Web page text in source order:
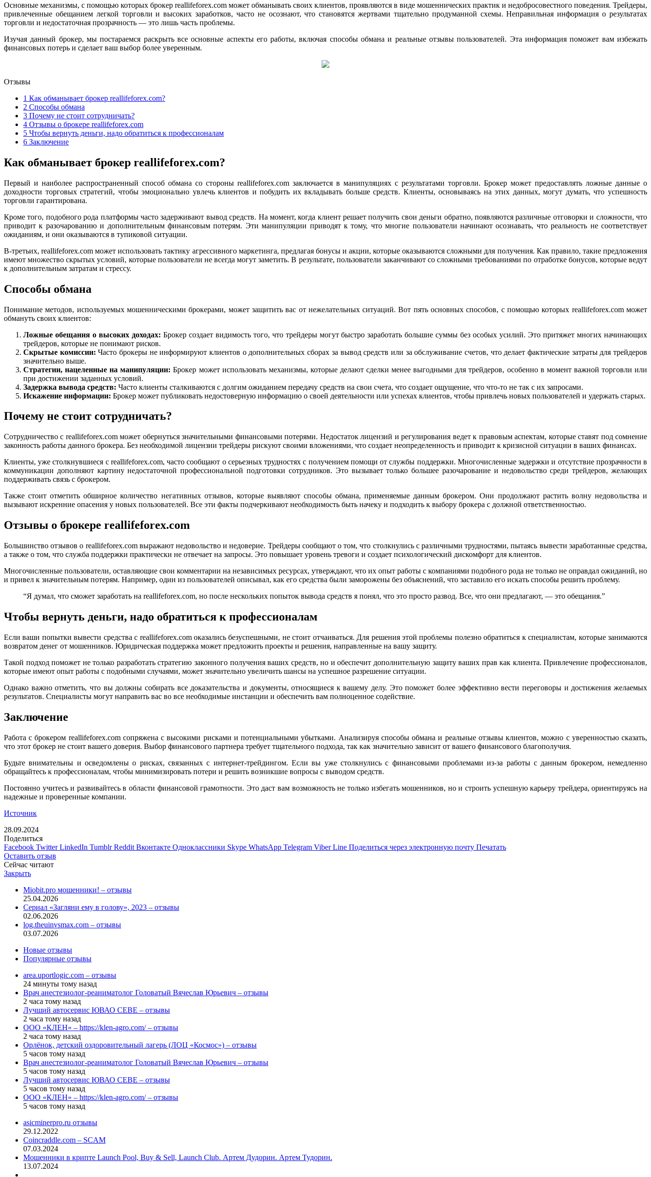
Основные механизмы, с помощью которых брокер reallifeforex.com может обманывать своих клиентов, проявляются в виде мошеннических практик и недобросовестного поведения. Трейдеры,
привлеченные обещанием легкой торговли и высоких заработков, часто не осознают, что становятся жертвами тщательно продуманной схемы. Неправильная информация о результатах
торговли и недостаточная прозрачность — это лишь часть проблемы.
Изучая данный брокер, мы постараемся раскрыть все основные аспекты его работы, включая способы обмана и реальные отзывы пользователей. Эта информация поможет вам избежать
финансовых потерь и сделает ваш выбор более уверенным.
Отзывы
1 Как обманывает брокер reallifeforex.com?
2 Способы обмана
3 Почему не стоит сотрудничать?
4 Отзывы о брокере reallifeforex.com
5 Чтобы вернуть деньги, надо обратиться к профессионалам
6 Заключение
Как обманывает брокер reallifeforex.com?
Первый и наиболее распространенный способ обмана со стороны reallifeforex.com заключается в манипуляциях с результатами торговли. Брокер может предоставлять ложные данные о
доходности торговых стратегий, чтобы эмоционально увлечь клиентов и побудить их вкладывать больше средств. Клиенты, основываясь на этих данных, могут думать, что успешность
торговли гарантирована.
Кроме того, подобного рода платформы часто задерживают вывод средств. На момент, когда клиент решает получить свои деньги обратно, появляются различные отговорки и сложности, что
приводит к разочарованию и дополнительным финансовым потерям. Эти манипуляции приводят к тому, что многие пользователи начинают осознавать, что реальность не соответствует
ожиданиям, и они оказываются в тупиковой ситуации.
В-третьих, reallifeforex.com может использовать тактику агрессивного маркетинга, предлагая бонусы и акции, которые оказываются сложными для получения. Как правило, такие предложения
имеют множество скрытых условий, которые пользователи не всегда могут заметить. В результате, пользователи заканчивают со сложными требованиями по отработке бонусов, которые ведут
к дополнительным затратам и стрессу.
Способы обмана
Понимание методов, используемых мошенническими брокерами, может защитить вас от нежелательных ситуаций. Вот пять основных способов, с помощью которых reallifeforex.com может
обмануть своих клиентов:
Ложные обещания о высоких доходах: Брокер создает видимость того, что трейдеры могут быстро заработать большие суммы без особых усилий. Это притяжет многих начинающих
трейдеров, которые не понимают рисков.
Скрытые комиссии: Часто брокеры не информируют клиентов о дополнительных сборах за вывод средств или за обслуживание счетов, что делает фактические затраты для трейдеров
значительно выше.
Стратегии, нацеленные на манипуляции: Брокер может использовать механизмы, которые делают сделки менее выгодными для трейдеров, особенно в момент важной торговли или
при достижении заданных условий.
Задержка вывода средств: Часто клиенты сталкиваются с долгим ожиданием передачу средств на свои счета, что создает ощущение, что что-то не так с их запросами.
Искажение информации: Брокер может публиковать недостоверную информацию о своей деятельности или успехах клиентов, чтобы привлечь новых пользователей и удержать старых.
Почему не стоит сотрудничать?
Сотрудничество с reallifeforex.com может обернуться значительными финансовыми потерями. Недостаток лицензий и регулирования ведет к правовым аспектам, которые ставят под сомнение
законность работы данного брокера. Без необходимой лицензии трейдеры рискуют своими вложениями, что создает неопределенность и приводит к кризисной ситуации в ваших финансах.
Клиенты, уже столкнувшиеся с reallifeforex.com, часто сообщают о серьезных трудностях с получением помощи от службы поддержки. Многочисленные задержки и отсутствие прозрачности в
коммуникации дополняют картину недостаточной профессиональной подготовки сотрудников. Это вызывает только большее разочарование и недовольство среди трейдеров, желающих
поддерживать связь с брокером.
Также стоит отметить обширное количество негативных отзывов, которые выявляют способы обмана, применяемые данным брокером. Они продолжают растить волну недовольства и
вызывают искренние опасения у новых пользователей. Все эти факты подчеркивают необходимость быть начеку и подходить к выбору брокера с должной ответственностью.
Отзывы о брокере reallifeforex.com
Большинство отзывов о reallifeforex.com выражают недовольство и недоверие. Трейдеры сообщают о том, что столкнулись с различными трудностями, пытаясь вывести заработанные средства,
а также о том, что служба поддержки практически не отвечает на запросы. Это повышает уровень тревоги и создает психологический дискомфорт для клиентов.
Многочисленные пользователи, оставляющие свои комментарии на независимых ресурсах, утверждают, что их опыт работы с компаниями подобного рода не только не оправдал ожиданий, но
и привел к значительным потерям. Например, один из пользователей описывал, как его средства были заморожены без объяснений, что заставило его искать способы решить проблему.
“Я думал, что сможет заработать на reallifeforex.com, но после нескольких попыток вывода средств я понял, что это просто развод. Все, что они предлагают, — это обещания.”
Чтобы вернуть деньги, надо обратиться к профессионалам
Если ваши попытки вывести средства с reallifeforex.com оказались безуспешными, не стоит отчаиваться. Для решения этой проблемы полезно обратиться к специалистам, которые занимаются
возвратом денег от мошенников. Юридическая поддержка может предложить проекты и решения, направленные на вашу защиту.
Такой подход поможет не только разработать стратегию законного получения ваших средств, но и обеспечит дополнительную защиту ваших прав как клиента. Привлечение профессионалов,
которые имеют опыт работы с подобными случаями, может значительно увеличить шансы на успешное разрешение ситуации.
Однако важно отметить, что вы должны собирать все доказательства и документы, относящиеся к вашему делу. Это поможет более эффективно вести переговоры и достижения желаемых
результатов. Специалисты могут направить вас во все необходимые инстанции и обеспечить вам полноценное содействие.
Заключение
Работа с брокером reallifeforex.com сопряжена с высокими рисками и потенциальными убытками. Анализируя способы обмана и реальные отзывы клиентов, можно с уверенностью сказать,
что этот брокер не стоит вашего доверия. Выбор финансового партнера требует тщательного подхода, так как значительно зависит от вашего финансового благополучия.
Будьте внимательны и осведомлены о рисках, связанных с интернет-трейдингом. Если вы уже столкнулись с финансовыми проблемами из-за работы с данным брокером, немедленно
обращайтесь к профессионалам, чтобы минимизировать потери и решить возникшие вопросы с выводом средств.
Постоянно учитесь и развивайтесь в области финансовой грамотности. Это даст вам возможность не только избегать мошенников, но и строить успешную карьеру трейдера, ориентируясь на
надежные и проверенные компании.
Источник
28.09.2024
Поделиться
Facebook Twitter LinkedIn Tumblr Reddit Вконтакте Одноклассники Skype WhatsApp Telegram Viber Line Поделиться через электронную почту Печатать
Оставить отзыв
Сейчас читают
Закрыть
Miobit.pro мошенники! – отзывы
25.04.2026
Сериал «Загляни ему в голову», 2023 – отзывы
02.06.2026
log.theuinvsmax.com – отзывы
03.07.2026
Новые отзывы
Популярные отзывы
area.uportlogic.com – отзывы
24 минуты тому назад
Врач анестезиолог-реаниматолог Головатый Вячеслав Юрьевич – отзывы
2 часа тому назад
Лучший автосервис ЮВАО CEBE – отзывы
2 часа тому назад
ООО «КЛЕН» – https://klen-agro.com/ – отзывы
2 часа тому назад
Орлёнок, детский оздоровительный лагерь (ЛОЦ «Космос») – отзывы
5 часов тому назад
Врач анестезиолог-реаниматолог Головатый Вячеслав Юрьевич – отзывы
5 часов тому назад
Лучший автосервис ЮВАО CEBE – отзывы
5 часов тому назад
ООО «КЛЕН» – https://klen-agro.com/ – отзывы
5 часов тому назад
asicminerpro.ru отзывы
29.12.2022
Coincraddle.com – SCAM
07.03.2024
Мошенники в крипте Launch Pool, Buy & Sell, Launch Club. Артем Дудорин. Артем Тудорин.
13.07.2024